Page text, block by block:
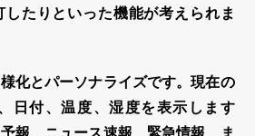
たりといった機能が考えられま
化とパーソナライズです。現在の
日付、温度、湿度を表示します
報、ニュース速報、緊急情報、ま